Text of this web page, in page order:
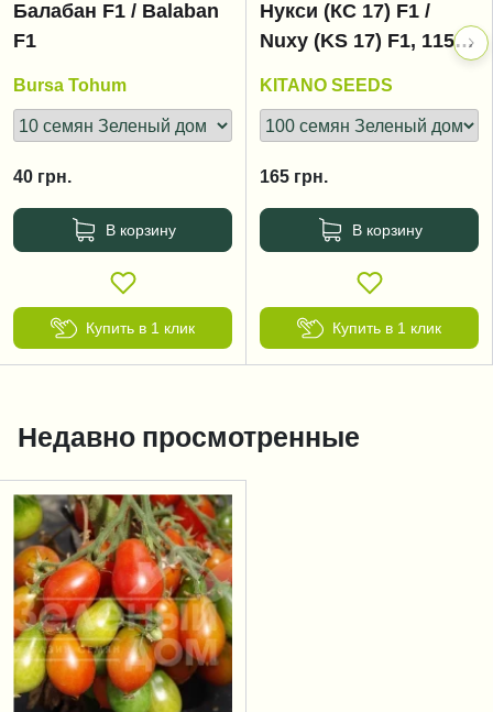
Балабан F1 / Balaban
F1
Bursa Tohum
40 грн.
В корзину
Купить в 1 клик
Нукси (КС 17) F1 /
Nuxy (KS 17) F1, 115-
KITANO SEEDS
165 грн.
В корзину
Купить в 1 клик
Недавно просмотренные